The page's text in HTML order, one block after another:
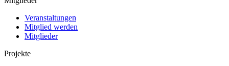
Veranstaltungen
Mitglied werden
Mitglieder
Projekte